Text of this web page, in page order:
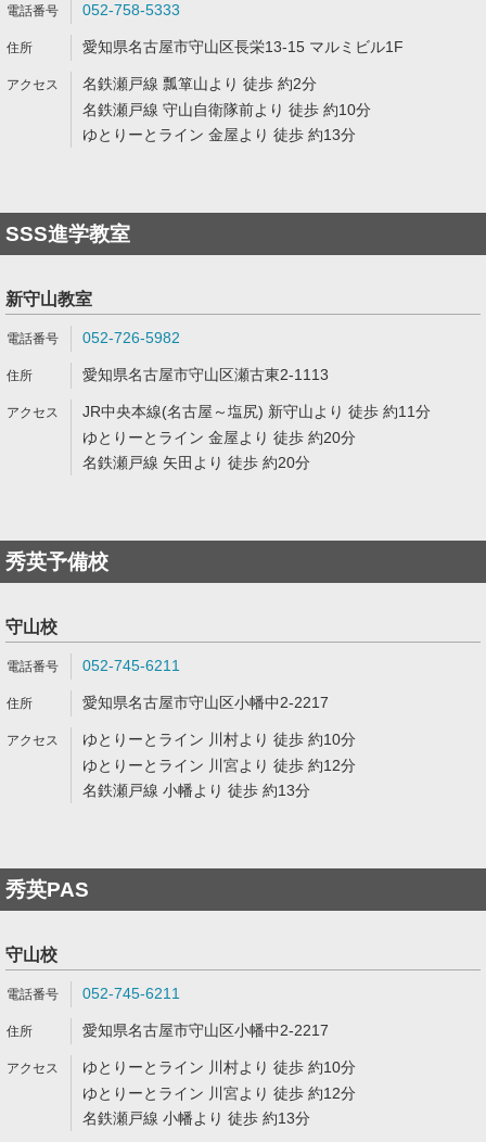
052-758-5333
愛知県名古屋市守山区長栄13-15 マルミビル1F
名鉄瀬戸線 瓢箪山より 徒歩 約2分
名鉄瀬戸線 守山自衛隊前より 徒歩 約10分
ゆとりーとライン 金屋より 徒歩 約13分
SSS進学教室
新守山教室
052-726-5982
愛知県名古屋市守山区瀬古東2-1113
JR中央本線(名古屋～塩尻) 新守山より 徒歩 約11分
ゆとりーとライン 金屋より 徒歩 約20分
名鉄瀬戸線 矢田より 徒歩 約20分
秀英予備校
守山校
052-745-6211
愛知県名古屋市守山区小幡中2-2217
ゆとりーとライン 川村より 徒歩 約10分
ゆとりーとライン 川宮より 徒歩 約12分
名鉄瀬戸線 小幡より 徒歩 約13分
秀英PAS
守山校
052-745-6211
愛知県名古屋市守山区小幡中2-2217
ゆとりーとライン 川村より 徒歩 約10分
ゆとりーとライン 川宮より 徒歩 約12分
名鉄瀬戸線 小幡より 徒歩 約13分